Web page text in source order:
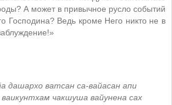
А может в привычное русло событий
Господина? Ведь кроме Него никто не в
дашархо ватсан са-вайасан апи
чакшуша вайунена сах